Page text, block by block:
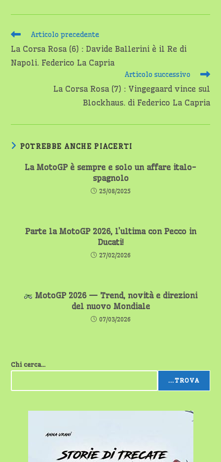
Leggi
articoli
Articolo precedente
La Corsa Rosa (6) : Davide Ballerini è il Re di
Napoli. Federico La Capria
Articolo successivo
La Corsa Rosa (7) : Vingegaard vince sul
Blockhaus. di Federico La Capria
POTREBBE ANCHE PIACERTI
La MotoGP è sempre e solo un affare italo-
spagnolo
25/08/2025
Parte la MotoGP 2026, l’ultima con Pecco in
Ducati!
27/02/2026
MotoGP 2026 — Trend, novità e direzioni
del nuovo Mondiale
07/03/2026
Chi cerca...
...TROVA